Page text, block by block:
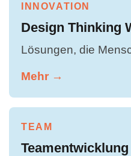
INNOVATION
Design Thinking
Lösungen, die
Mehr →
TEAM
Teamentwicklung